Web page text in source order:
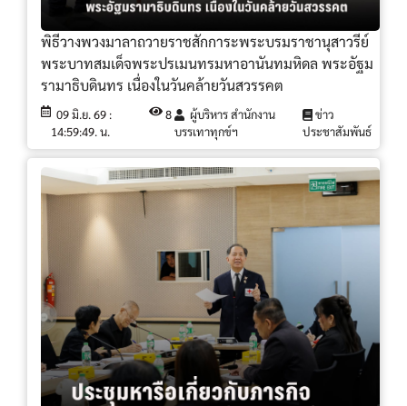
พิธีวางพวงมาลาถวายราชสักการะพระบรมราชานุสาวรีย์
พระบาทสมเด็จพระปรเมนทรมหาอานันทมหิดล พระอัฐม
รามาธิบดินทร เนื่องในวันคล้ายวันสวรรคต
09 มิ.ย. 69 :
14:59:49. น.
8
ผู้บริหาร สำนักงาน
บรรเทาทุกข์ฯ
ข่าว
ประชาสัมพันธ์